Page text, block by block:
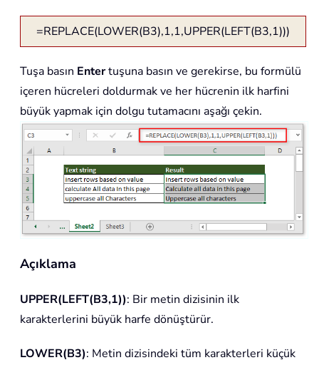
=REPLACE(LOWER(B3),1,1,UPPER(LEFT(B3,1)))
Tuşa basın Entertuşuna basın ve gerekirse, bu formülü
içeren hücreleri doldurmak ve her hücrenin ilk harfini
büyük yapmak için dolgu tutamacını aşağı çekin.
Açıklama
UPPER(LEFT(B3,1)): Bir metin dizisinin ilk
karakterlerini büyük harfe dönüştürür.
LOWER(B3): Metin dizisindeki tüm karakterleri küçük